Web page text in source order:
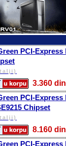
PCI-
3.360
PCI-
Chipset
8.160
PCI-